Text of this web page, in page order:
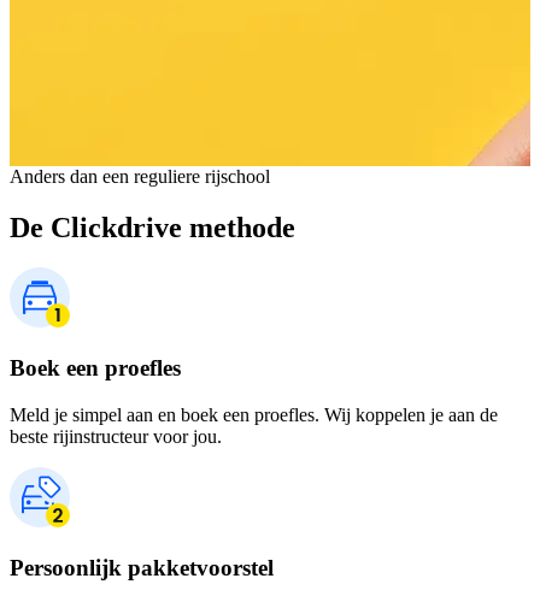
Anders dan een reguliere rijschool
De Clickdrive methode
Boek een proefles
Meld je simpel aan en boek een proefles. Wij koppelen je aan de
beste rijinstructeur voor jou.
Persoonlijk pakketvoorstel